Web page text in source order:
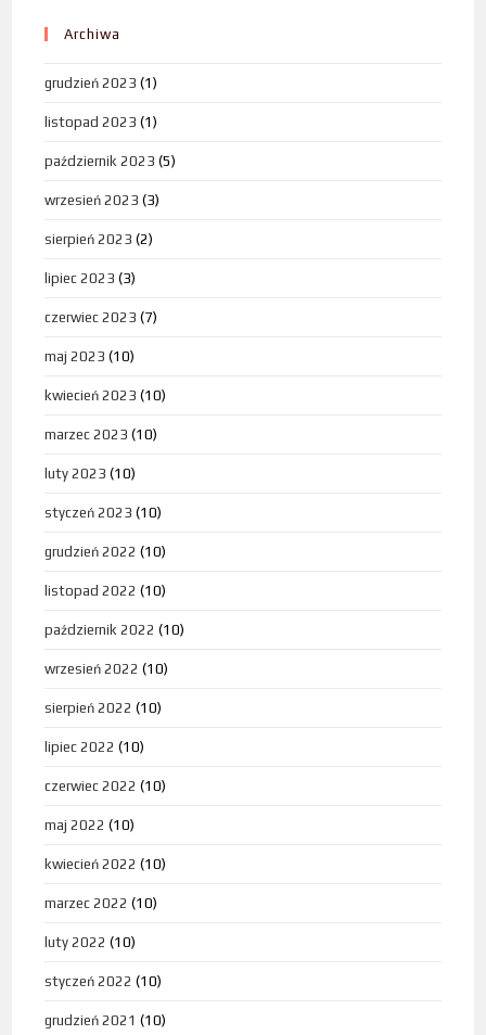
Archiwa
grudzień 2023 (1)
listopad 2023 (1)
październik 2023 (5)
wrzesień 2023 (3)
sierpień 2023 (2)
lipiec 2023 (3)
czerwiec 2023 (7)
maj 2023 (10)
kwiecień 2023 (10)
marzec 2023 (10)
luty 2023 (10)
styczeń 2023 (10)
grudzień 2022 (10)
listopad 2022 (10)
październik 2022 (10)
wrzesień 2022 (10)
sierpień 2022 (10)
lipiec 2022 (10)
czerwiec 2022 (10)
maj 2022 (10)
kwiecień 2022 (10)
marzec 2022 (10)
luty 2022 (10)
styczeń 2022 (10)
grudzień 2021 (10)